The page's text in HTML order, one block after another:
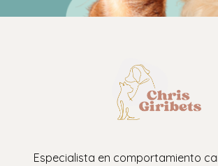
Especialista en comportamiento